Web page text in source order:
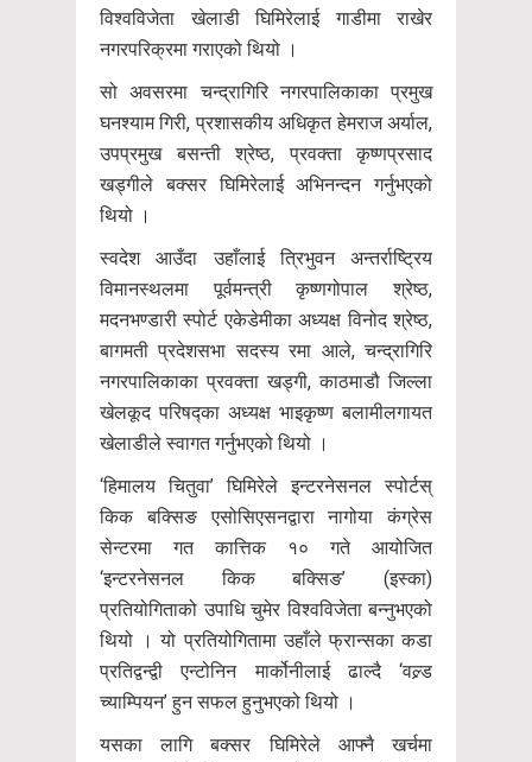
विश्वविजेता खेलाडी घिमिरेलाई गाडीमा राखेर
नगरपरिक्रमा गराएको थियो ।
सो अवसरमा चन्द्रागिरि नगरपालिकाका प्रमुख
घनश्याम गिरी, प्रशासकीय अधिकृत हेमराज अर्याल,
उपप्रमुख बसन्ती श्रेष्ठ, प्रवक्ता कृष्णप्रसाद
खड्गीले बक्सर घिमिरेलाई अभिनन्दन गर्नुभएको
थियो ।
स्वदेश आउँदा उहाँलाई त्रिभुवन अन्तर्राष्ट्रिय
विमानस्थलमा पूर्वमन्त्री कृष्णगोपाल श्रेष्ठ,
मदनभण्डारी स्पोर्ट एकेडेमीका अध्यक्ष विनोद श्रेष्ठ,
बागमती प्रदेशसभा सदस्य रमा आले, चन्द्रागिरि
नगरपालिकाका प्रवक्ता खड्गी, काठमाडौ जिल्ला
खेलकूद परिषद्का अध्यक्ष भाइकृष्ण बलामीलगायत
खेलाडीले स्वागत गर्नुभएको थियो ।
‘हिमालय चितुवा’ घिमिरेले इन्टरनेसनल स्पोर्टस्
किक बक्सिङ एसोसिएसनद्वारा नागोया कंग्रेस
सेन्टरमा गत कात्तिक १० गते आयोजित
‘इन्टरनेसनल किक बक्सिङ’ (इस्का)
प्रतियोगिताको उपाधि चुमेर विश्वविजेता बन्नुभएको
थियो । यो प्रतियोगितामा उहाँले फ्रान्सका कडा
प्रतिद्वन्द्वी एन्टोनिन मार्कोनीलाई ढाल्दै ‘वल्र्ड
च्याम्पियन’ हुन सफल हुनुभएको थियो ।
यसका लागि बक्सर घिमिरेले आफ्नै खर्चमा